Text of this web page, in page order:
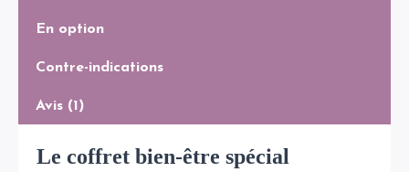
En option
Contre-indications
Avis (1)
Le coffret bien-être spécial